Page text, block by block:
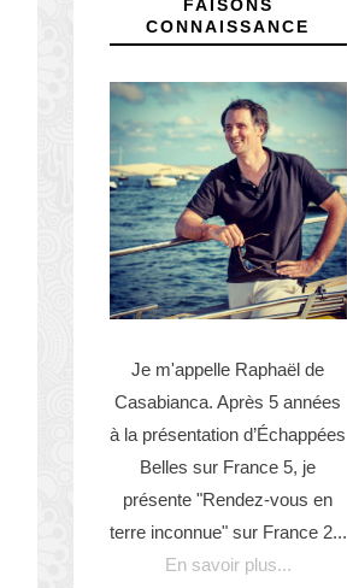
FAISONS
CONNAISSANCE
Je m'appelle Raphaël de
Casabianca. Après 5 années
à la présentation d’Échappées
Belles sur France 5, je
présente "Rendez-vous en
terre inconnue" sur France 2...
En savoir plus...